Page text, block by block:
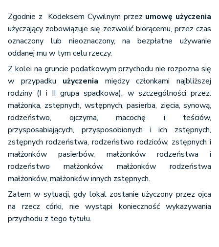
Zgodnie z Kodeksem Cywilnym przez umowę użyczenia
użyczający zobowiązuje się zezwolić biorącemu, przez czas
oznaczony lub nieoznaczony, na bezpłatne używanie
oddanej mu w tym celu rzeczy.
Z kolei na gruncie podatkowym przychodu nie rozpozna się
w przypadku użyczenia między członkami najbliższej
rodziny (I i II grupa spadkowa), w szczególności przez:
małżonka, zstępnych, wstępnych, pasierba, zięcia, synową,
rodzeństwo, ojczyma, macochę i teściów,
przysposabiających, przysposobionych i ich zstępnych,
zstępnych rodzeństwa, rodzeństwo rodziców, zstępnych i
małżonków pasierbów, małżonków rodzeństwa i
rodzeństwo małżonków, małżonków rodzeństwa
małżonków, małżonków innych zstępnych.
Zatem w sytuacji, gdy lokal zostanie użyczony przez ojca
na rzecz córki, nie wystąpi konieczność wykazywania
przychodu z tego tytułu.